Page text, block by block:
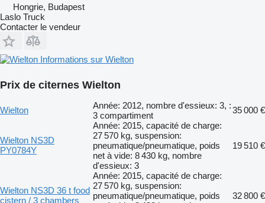
Hongrie, Budapest
Laslo Truck
Contacter le vendeur
Informations sur Wielton
Prix de citernes Wielton
Wielton
Année: 2012, nombre d'essieux: 3, :
3 compartiment
35 000 €
Wielton NS3D
PY0784Y
Année: 2015, capacité de charge:
27 570 kg, suspension:
pneumatique/pneumatique, poids
net à vide: 8 430 kg, nombre
d'essieux: 3
19 510 €
Wielton NS3D 36 t food
cistern / 3 chambers
Année: 2015, capacité de charge:
27 570 kg, suspension:
pneumatique/pneumatique, poids
32 800 €